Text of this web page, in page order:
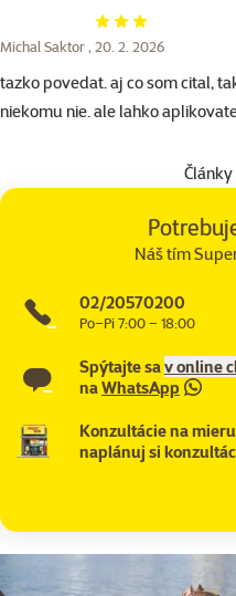
Hodnotenie 60%
Michal Saktor , 20. 2. 2026
tazko povedat. aj co som cital,
niekomu nie. ale lahko
Náš tím
02/20570200
Po–Pi 7:00 – 18:00
Spýtajte sav online
naWhatsApp
Konzultácie na mieru
naplánuj si